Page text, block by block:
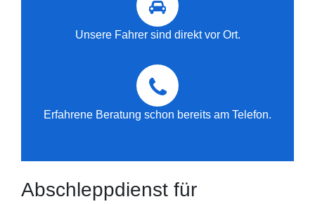
Unsere Fahrer sind direkt vor Ort.
Erfahrene Beratung schon bereits am Telefon.
Abschleppdienst für